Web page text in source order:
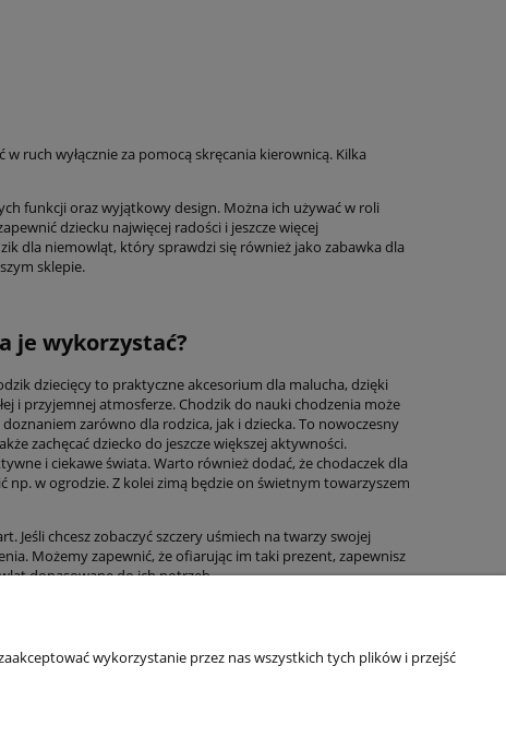
ruch wyłącznie za pomocą skręcania kierownicą. Kilka
funkcji oraz wyjątkowy design. Można ich używać w roli
dziecku najwięcej radości i jeszcze więcej
dla niemowląt, który sprawdzi się również jako zabawka dla
sklepie.
je wykorzystać?
dziecięcy to praktyczne akcesorium dla malucha, dzięki
i przyjemnej atmosferze. Chodzik do nauki chodzenia może
zarówno dla rodzica, jak i dziecka. To nowoczesny
zachęcać dziecko do jeszcze większej aktywności.
i ciekawe świata. Warto również dodać, że chodaczek dla
w ogrodzie. Z kolei zimą będzie on świetnym towarzyszem
Jeśli chcesz zobaczyć szczery uśmiech na twarzy swojej
Możemy zapewnić, że ofiarując im taki prezent, zapewnisz
dopasowane do ich potrzeb.
Informacje o sklepie
wykorzystanie przez nas wszystkich tych plików i przejść